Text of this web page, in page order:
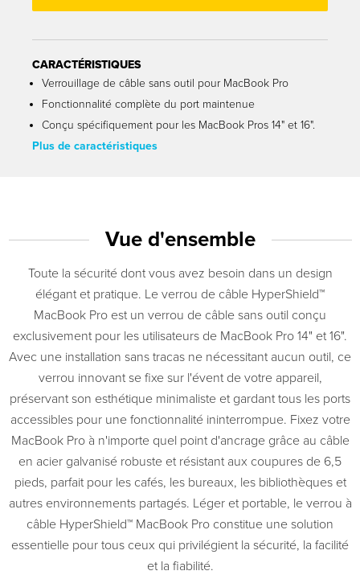
CARACTÉRISTIQUES
Verrouillage de câble sans outil pour MacBook Pro
Fonctionnalité complète du port maintenue
Conçu spécifiquement pour les MacBook Pros 14" et 16".
Plus de caractéristiques
Vue d'ensemble
Toute la sécurité dont vous avez besoin dans un design
élégant et pratique. Le verrou de câble HyperShield™
MacBook Pro est un verrou de câble sans outil conçu
exclusivement pour les utilisateurs de MacBook Pro 14" et 16".
Avec une installation sans tracas ne nécessitant aucun outil, ce
verrou innovant se fixe sur l'évent de votre appareil,
préservant son esthétique minimaliste et gardant tous les ports
accessibles pour une fonctionnalité ininterrompue. Fixez votre
MacBook Pro à n'importe quel point d'ancrage grâce au câble
en acier galvanisé robuste et résistant aux coupures de 6,5
pieds, parfait pour les cafés, les bureaux, les bibliothèques et
autres environnements partagés. Léger et portable, le verrou à
câble HyperShield™ MacBook Pro constitue une solution
essentielle pour tous ceux qui privilégient la sécurité, la facilité
et la fiabilité.